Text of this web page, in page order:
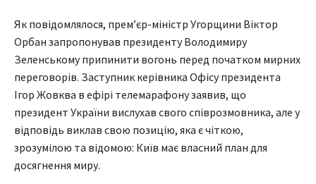
Як повідомлялося, прем’єр-міністр Угорщини Віктор
Орбан запропонував президенту Володимиру
Зеленському припинити вогонь перед початком мирних
переговорів. Заступник керівника Офісу президента
Ігор Жовква в ефірі телемарафону заявив, що
президент України вислухав свого співрозмовника, але у
відповідь виклав свою позицію, яка є чіткою,
зрозумілою та відомою: Київ має власний план для
досягнення миру.